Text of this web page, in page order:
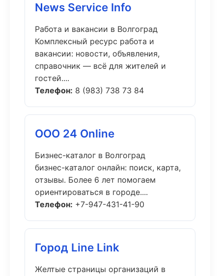
News Service Info
Работа и вакансии в Волгоград
Комплексный ресурс работа и
вакансии: новости, объявления,
справочник — всё для жителей и
гостей....
Телефон: 8 (983) 738 73 84
ООО 24 Online
Бизнес-каталог в Волгоград
бизнес-каталог онлайн: поиск, карта,
отзывы. Более 6 лет помогаем
ориентироваться в городе....
Телефон: +7-947-431-41-90
Город Line Link
Желтые страницы организаций в